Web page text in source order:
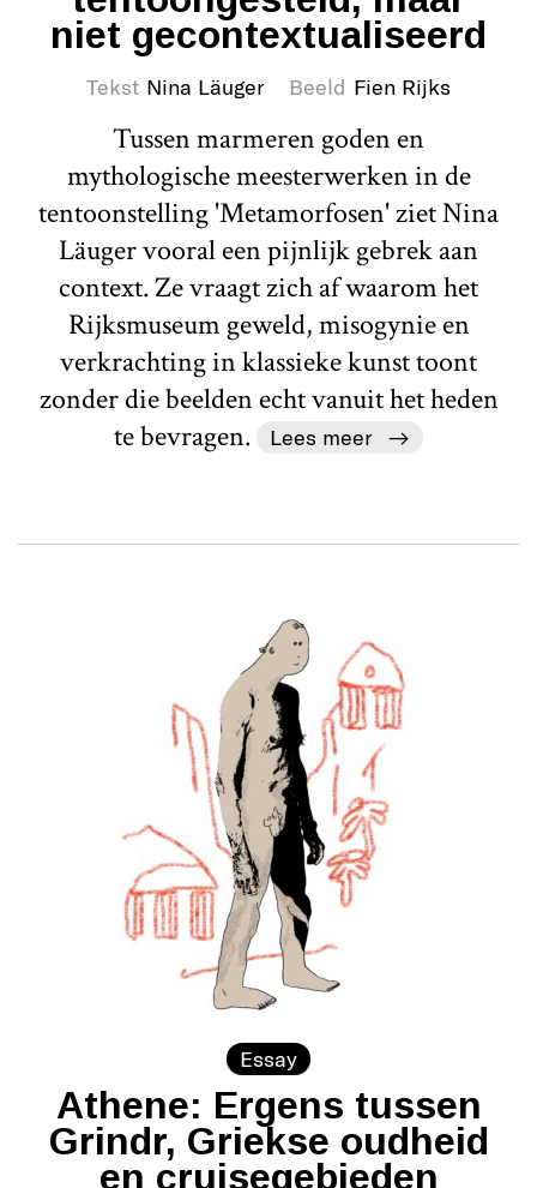
niet gecontextualiseerd
Tekst Nina Läuger Beeld Fien Rijks
Tussen marmeren goden en
mythologische meesterwerken in de
tentoonstelling 'Metamorfosen' ziet Nina
Läuger vooral een pijnlijk gebrek aan
context. Ze vraagt zich af waarom het
Rijksmuseum geweld, misogynie en
verkrachting in klassieke kunst toont
zonder die beelden echt vanuit het heden
te bevragen.
Lees meer
Essay
Athene: Ergens tussen
Grindr, Griekse oudheid
en cruisegebieden